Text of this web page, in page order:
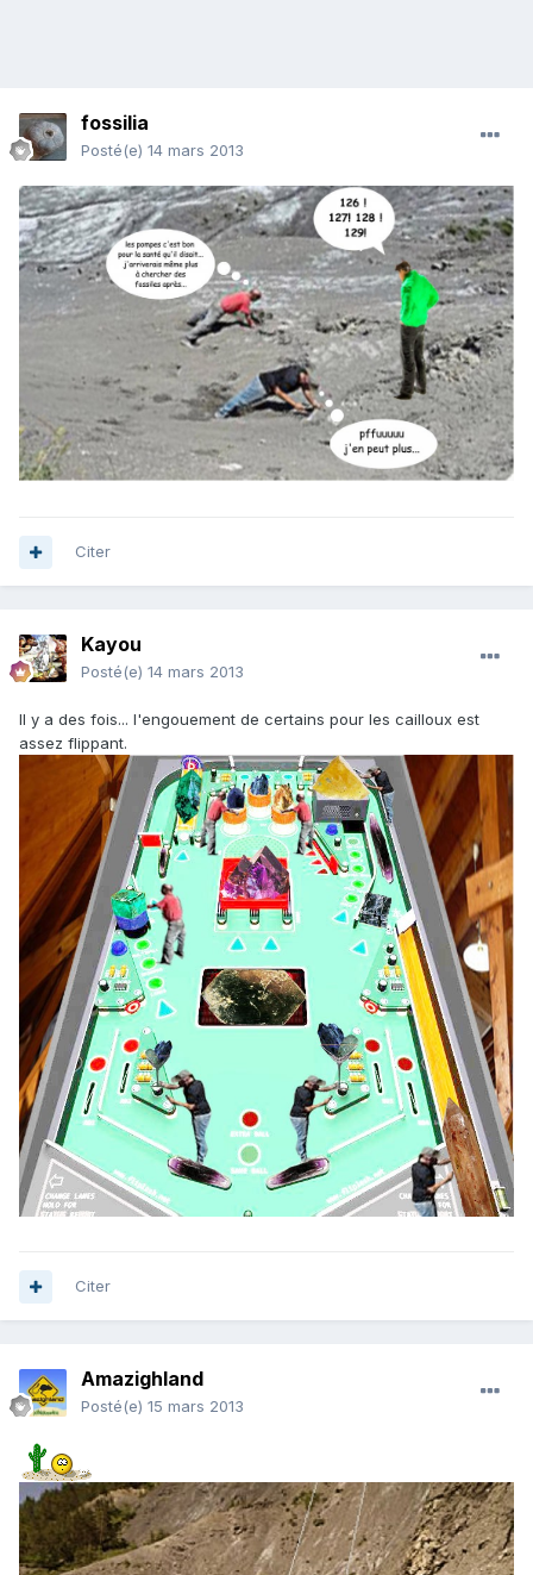
fossilia
Posté(e) 14 mars 2013
Citer
Kayou
Posté(e) 14 mars 2013
Il y a des fois... l'engouement de certains pour les cailloux est
assez flippant.
Citer
Amazighland
Posté(e) 15 mars 2013